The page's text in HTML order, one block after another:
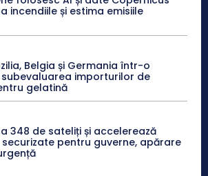
incendiile și estima emisiile
Belgia și Germania într-o
importurilor de
gelatină
la 348 de sateliți și accelerează
pentru guverne, apărare